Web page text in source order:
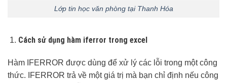
Lớp tin học văn phòng tại Thanh Hóa
Cách sử dụng hàm iferror trong excel
Hàm IFERROR được dùng để xử lý các lỗi trong một công
thức. IFERROR trả về một giá trị mà bạn chỉ định nếu công